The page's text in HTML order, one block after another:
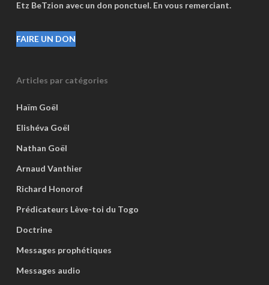
Etz BeTzion avec un don ponctuel. En vous remerciant.
FAIRE UN DON
Articles par catégories
Haïm Goël
Elishéva Goël
Nathan Goël
Arnaud Vanthier
Richard Honorof
Prédicateurs Lève-toi du Togo
Doctrine
Messages prophétiques
Messages audio